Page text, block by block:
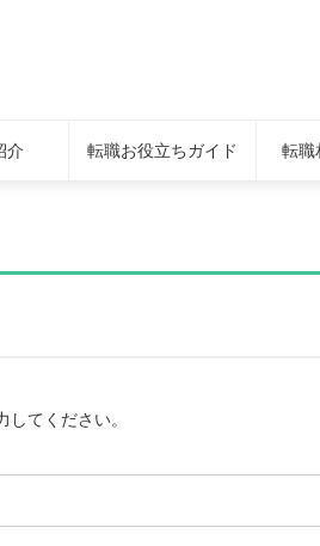
介 転職お役立ちガイド 転職
てください。